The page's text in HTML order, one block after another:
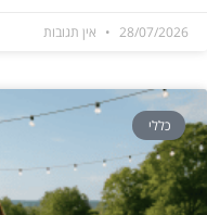
28/07/2026 אין תגובות
כללי